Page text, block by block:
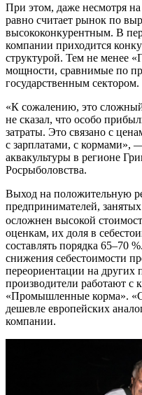
При этом, даже несмотря
равно считает рынок по
высококонкурентным. В
компании приходится
структурой. Тем не менее
мощности, сравнимые по
государственным сектором.
«К сожалению, это
не сказал, что особо
затраты. Это связано с
с зарплатами, с кормами»,
аквакультуры в регионе
Росрыболовства.
Выход на положительную
предпринимателей,
осложнен высокой
оценкам, их доля в
составлять порядка 65–70
снижения себестоимости
переориентации на
производители работают с
«Промышленные корма».
дешевле европейских
компании.